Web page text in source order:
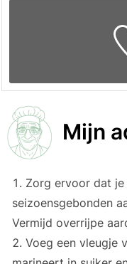
Mijn
Zorg ervoor dat
seizoensgebonden
Vermijd overrijpe
Voeg een vleugje